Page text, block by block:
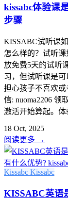
kissabc体验课
步骤
KISSABC试听课
怎么样的？试听
放免费5天的试听
习，但试听课是
担心孩子不喜欢
信: nuoma2206 领
激活开始算起。
18 Oct, 2025
阅读更多 →
Kissabc Kissabc
KISSABC英语